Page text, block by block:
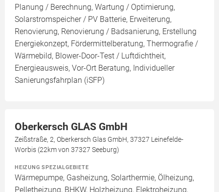
Planung / Berechnung, Wartung / Optimierung,
Solarstromspeicher / PV Batterie, Erweiterung,
Renovierung, Renovierung / Badsanierung, Erstellung
Energiekonzept, Fördermittelberatung, Thermografie /
Wärmebild, Blower-Door-Test / Luftdichtheit,
Energieausweis, Vor-Ort Beratung, Individueller
Sanierungsfahrplan (iSFP)
Oberkersch GLAS GmbH
Zeißstraße, 2, Oberkersch Glas GmbH, 37327 Leinefelde-
Worbis (22km von 37327 Seeburg)
HEIZUNG SPEZIALGEBIETE
Wärmepumpe, Gasheizung, Solarthermie, Ölheizung,
Pelletheizung, BHKW, Holzheizung, Elektroheizung,